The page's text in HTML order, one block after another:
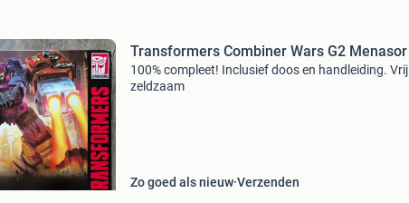
Transformers Combiner Wars G2 Menasor
100% compleet! Inclusief doos en handleiding. Vrij
zeldzaam
Zo goed als nieuw Verzenden